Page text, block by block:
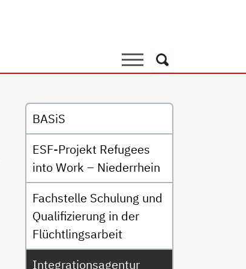
Suche
Suche
Untermenü
BASiS
ESF-Projekt Refugees
into Work – Niederrhein
Fachstelle Schulung und
Qualifizierung in der
Flüchtlingsarbeit
Integrationsagentur